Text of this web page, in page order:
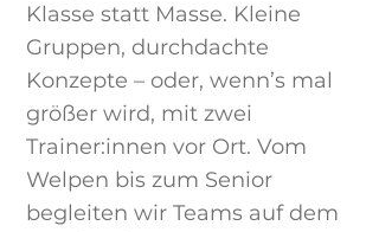
Klasse statt Masse. Kleine
Gruppen, durchdachte
Konzepte – oder, wenn’s mal
größer wird, mit zwei
Trainer:innen vor Ort. Vom
Welpen bis zum Senior
begleiten wir Teams auf dem